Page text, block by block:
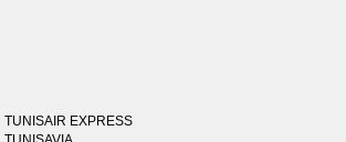
TUNISAIR EXPRESS